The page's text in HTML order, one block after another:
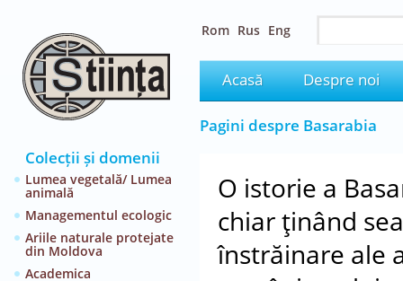
Colecții și domenii
Lumea vegetală/ Lumea
animală
Managementul ecologic
Ariile naturale protejate
din Moldova
Academica
Rom Rus Eng
Acasă Despre noi
Pagini despre Basarabia
O istorie a
chiar ţinând
înstrăinare ale